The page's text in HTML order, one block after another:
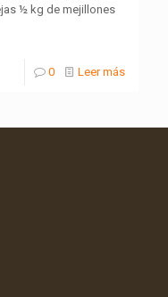
½ kg de mejillones
0 Leer más